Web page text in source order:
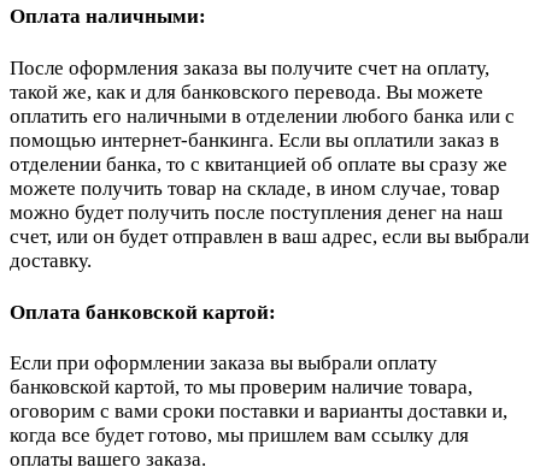
Оплата наличными:
После оформления заказа вы получите счет на оплату,
такой же, как и для банковского перевода. Вы можете
оплатить его наличными в отделении любого банка или с
помощью интернет-банкинга. Если вы оплатили заказ в
отделении банка, то с квитанцией об оплате вы сразу же
можете получить товар на складе, в ином случае, товар
можно будет получить после поступления денег на наш
счет, или он будет отправлен в ваш адрес, если вы выбрали
доставку.
Оплата банковской картой:
Если при оформлении заказа вы выбрали оплату
банковской картой, то мы проверим наличие товара,
оговорим с вами сроки поставки и варианты доставки и,
когда все будет готово, мы пришлем вам ссылку для
оплаты вашего заказа.